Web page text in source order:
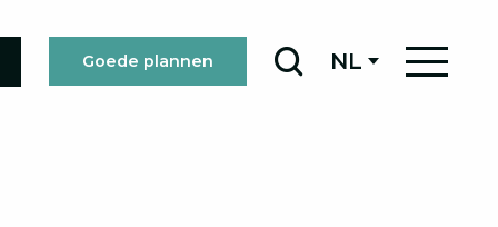
Goede plannen NL